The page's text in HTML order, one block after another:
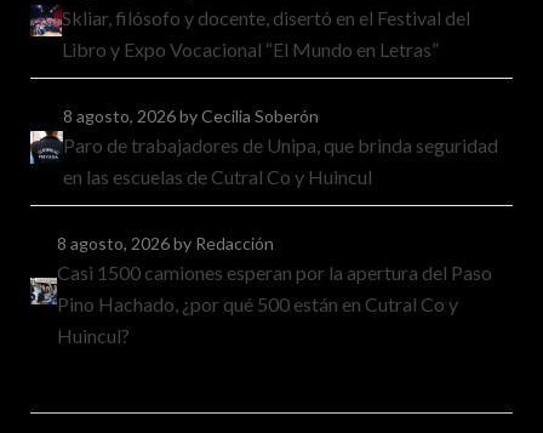
Skliar, filósofo y docente, disertó en el Festival del
Libro y Expo Vocacional “El Mundo en Letras”
8 agosto, 2026by Cecilia Soberón
Paro de trabajadores de Unipa, que brinda seguridad
en las escuelas de Cutral Co y Huincul
8 agosto, 2026by Redacción
Casi 1500 camiones esperan por la apertura del Paso
Pino Hachado, ¿por qué 500 están en Cutral Co y
Huincul?